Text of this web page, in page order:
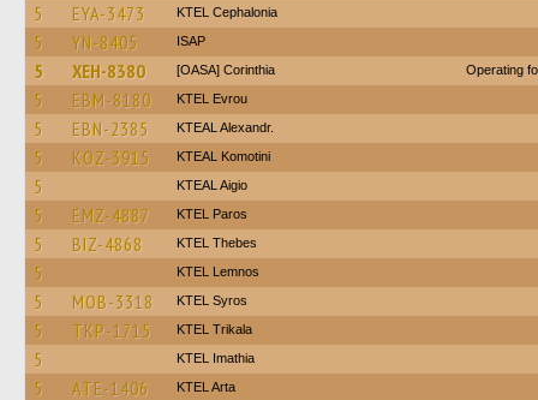
5 EYA-3473 KTEL Cephalonia
5 YN-8405 ISAP
5 XEH-8380 [OASA] Corinthia Operating
5 EBM-8180 KTEL Evrou
5 EBN-2385 KTEAL Alexandr.
5 KOZ-3915 KTEAL Komotini
5 KTEAL Aigio
5 EMZ-4887 KTEL Paros
5 BIZ-4868 KTEL Thebes
5 KTEL Lemnos
5 MOB-3318 KTEL Syros
5 TKP-1715 ΚΤΕL Τrikala
5 KTEL Imathia
5 ATE-1406 KTEL Arta